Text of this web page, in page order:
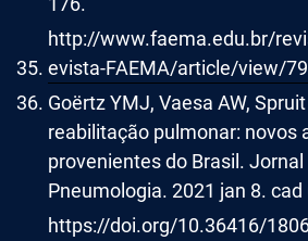
http://www.faema.edu.br/
evista-FAEMA/article/view/
Goërtz YMJ, Vaesa AW,
reabilitação pulmonar: novos
provenientes do Brasil. Jornal
Pneumologia. 2021 jan 8. cad
https://doi.org/10.36416/